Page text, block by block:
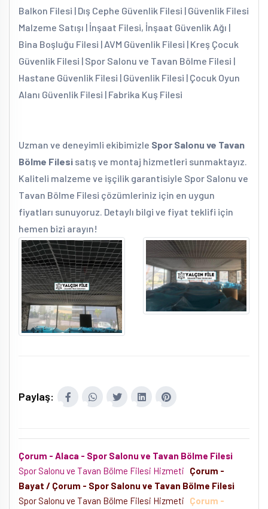
Balkon Filesi | Dış Cephe Güvenlik Filesi | Güvenlik Filesi
Malzeme Satışı | İnşaat Filesi, İnşaat Güvenlik Ağı |
Bina Boşluğu Filesi | AVM Güvenlik Filesi | Kreş Çocuk
Güvenlik Filesi | Spor Salonu ve Tavan Bölme Filesi |
Hastane Güvenlik Filesi | Güvenlik Filesi | Çocuk Oyun
Alanı Güvenlik Filesi | Fabrika Kuş Filesi
Uzman ve deneyimli ekibimizle Spor Salonu ve Tavan
Bölme Filesi satış ve montaj hizmetleri sunmaktayız.
Kaliteli malzeme ve işçilik garantisiyle Spor Salonu ve
Tavan Bölme Filesi çözümleriniz için en uygun
fiyatları sunuyoruz. Detaylı bilgi ve fiyat teklifi için
hemen bizi arayın!
Paylaş:
Çorum - Alaca - Spor Salonu ve Tavan Bölme Filesi
Spor Salonu ve Tavan Bölme Filesi Hizmeti
Çorum -
Bayat / Çorum - Spor Salonu ve Tavan Bölme Filesi
Spor Salonu ve Tavan Bölme Filesi Hizmeti
Çorum -